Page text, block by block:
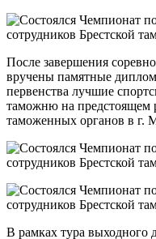
После завершения
вручены памятные
первенства лучшие
таможню на предстоящем
таможенных органов в г.
В рамках тура выходного